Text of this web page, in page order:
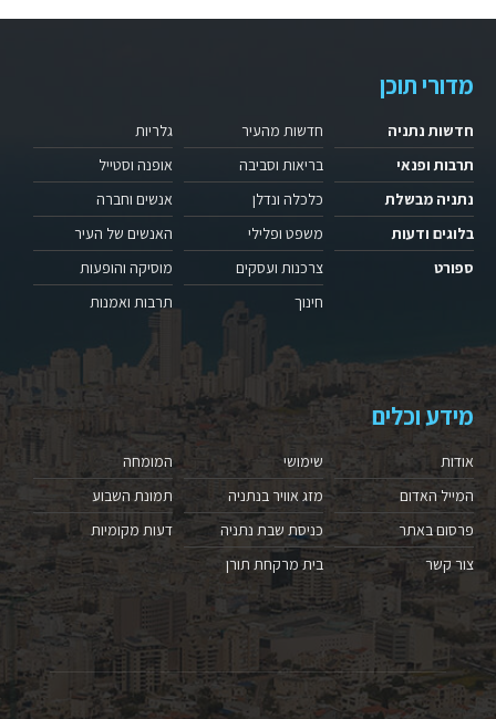
מדורי תוכן
חדשות נתניה
תרבות ופנאי
נתניה מבשלת
בלוגים ודעות
ספורט
חדשות מהעיר
בריאות וסביבה
כלכלה ונדלן
משפט ופלילי
צרכנות ועסקים
חינוך
גלריות
אופנה וסטייל
אנשים וחברה
האנשים של העיר
מוסיקה והופעות
תרבות ואמנות
מידע וכלים
אודות
המייל האדום
פרסום באתר
צור קשר
שימושי
מזג אוויר בנתניה
כניסת שבת נתניה
בית מרקחת תורן
המומחה
תמונת השבוע
דעות מקומיות